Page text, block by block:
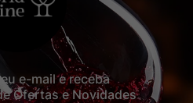
e-mail e receba
Ofertas e Novidades